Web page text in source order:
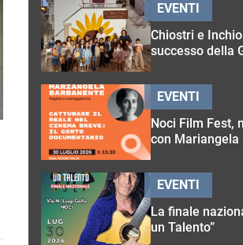
Chiostri e
successo della
EVENTI
Noci Film Fest,
con Mariangela
EVENTI
La finale
un Talento”
EVENTI